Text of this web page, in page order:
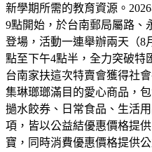
新學期所需的教育資源。
9點開始，於台南郵局屬路、
登場，活動一連舉辦兩天（8
點至下午4點半，全力突破特
台南家扶這次特賣會獲得社
集琳瑯瑯滿目的愛心商品，
撾水餃券、日常食品、生活
項，皆以公益結優惠價格提
寶，同時消費優惠價格提供